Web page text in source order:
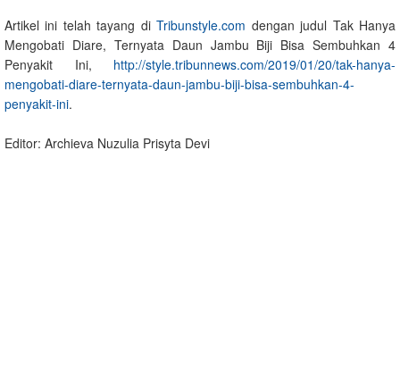
Artikel ini telah tayang diTribunstyle.com dengan judul Tak Hanya
Mengobati Diare, Ternyata Daun Jambu Biji Bisa Sembuhkan 4
Penyakit Ini, http://style.tribunnews.com/2019/01/20/tak-hanya-
mengobati-diare-ternyata-daun-jambu-biji-bisa-sembuhkan-4-
penyakit-ini.
Editor: Archieva Nuzulia Prisyta Devi